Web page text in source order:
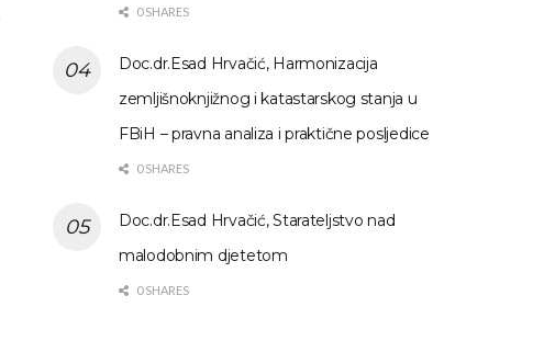
0 SHARES
Doc.dr.Esad Hrvačić, Harmonizacija
zemljišnoknjižnog i katastarskog stanja u
FBiH – pravna analiza i praktične posljedice
0 SHARES
Doc.dr.Esad Hrvačić, Starateljstvo nad
malodobnim djetetom
0 SHARES